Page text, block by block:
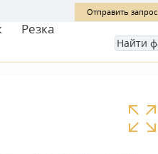
Отправить запрос
Резка